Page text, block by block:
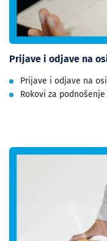
Prijave i odjave na
Prijave i odjave na
Rokovi za